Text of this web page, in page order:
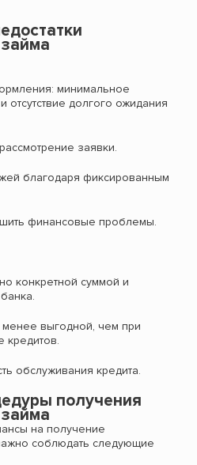
минимальное
отсутствие долгого ожидания
заявки.
благодаря фиксированным
финансовые проблемы.
конкретной суммой и
менее выгодной, чем при
кредитов.
обслуживания кредита.
получения
на получение
соблюдать следующие